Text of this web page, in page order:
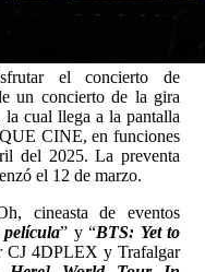
el concierto de
un concierto de la gira
la cual llega a la pantalla
CINE, en funciones
del 2025. La preventa
el 12 de marzo.
cineasta de eventos
” y “BTS: Yet to
CJ 4DPLEX y Trafalgar